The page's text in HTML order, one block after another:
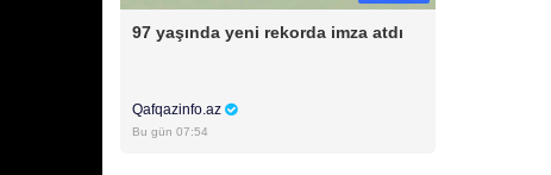
97 yaşında yeni rekorda imza atdı
Qafqazinfo.az
Bu gün 07:54